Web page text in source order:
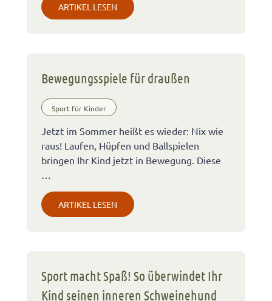
ARTIKEL LESEN
Bewegungsspiele für draußen
Sport für Kinder
Jetzt im Sommer heißt es wieder: Nix wie
raus! Laufen, Hüpfen und Ballspielen
bringen Ihr Kind jetzt in Bewegung. Diese
ARTIKEL LESEN
Sport macht Spaß! So überwindet Ihr
Kind seinen inneren Schweinehund